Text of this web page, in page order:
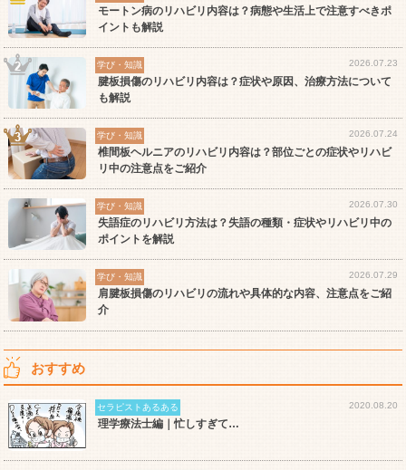
モートン病のリハビリ内容は？病態や生活上で注意すべきポ
イントも解説
学び・知識 2026.07.23
腱板損傷のリハビリ内容は？症状や原因、治療方法について
も解説
学び・知識 2026.07.24
椎間板ヘルニアのリハビリ内容は？部位ごとの症状やリハビ
リ中の注意点をご紹介
学び・知識 2026.07.30
失語症のリハビリ方法は？失語の種類・症状やリハビリ中の
ポイントを解説
学び・知識 2026.07.29
肩腱板損傷のリハビリの流れや具体的な内容、注意点をご紹
介
おすすめ
セラピストあるある 2020.08.20
理学療法士編｜忙しすぎて…